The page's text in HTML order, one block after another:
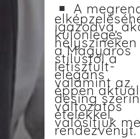
A
igazodva,
különleges
helyszíneken
a Magyaros
stílustól a
letisztult-
elegáns
valamint az
éppen
desing
változatos
ételekkel,
valósítjuk
rendezvényt.